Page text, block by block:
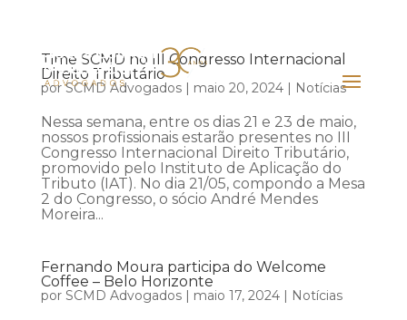
Time SCMD no III Congresso Internacional
Direito Tributário
porSCMD Advogados| maio 20, 2024| Notícias
Nessa semana, entre os dias 21 e 23 de maio,
nossos profissionais estarão presentes no III
Congresso Internacional Direito Tributário,
promovido pelo Instituto de Aplicação do
Tributo (IAT). No dia 21/05, compondo a Mesa
2 do Congresso, o sócio André Mendes
Moreira...
Fernando Moura participa do Welcome
Coffee – Belo Horizonte
por SCMD Advogados| maio 17, 2024| Notícias